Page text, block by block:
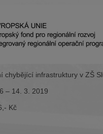
chybějící infrastruktury v ZŠ
– 14. 3. 2019
Kč